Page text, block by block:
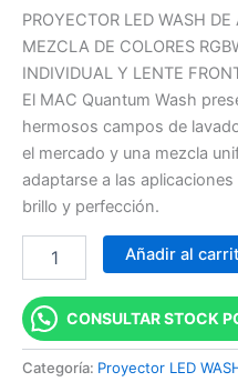
PROYECTOR LED WASH
MEZCLA DE COLORES
INDIVIDUAL Y LENTE
El MAC Quantum Wash
hermosos campos de
el mercado y una mezcla
adaptarse a las
brillo y perfección.
Añadir al
CONSULTAR STOCK
Categoría: Proyector LED